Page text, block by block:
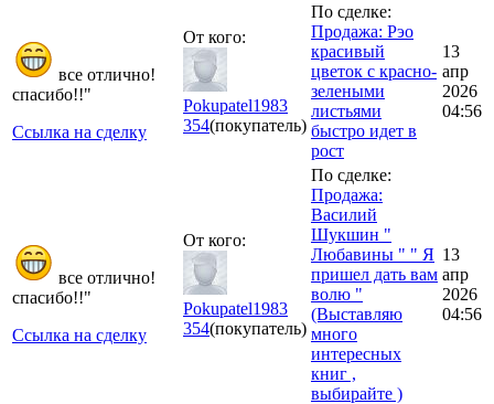
все отлично!
спасибо!!"
Ссылка на сделку
От кого:
Pokupatel1983
354(покупатель)
По сделке:
Продажа: Рэо
красивый
цветок с красно-
зелеными
листьями
быстро идет в
рост
13
апр
2026
04:56
все отлично!
спасибо!!"
Ссылка на сделку
От кого:
Pokupatel1983
354(покупатель)
По сделке:
Продажа:
Василий
Шукшин "
Любавины " " Я
пришел дать вам
волю "
(Выставляю
много
интересных
книг ,
выбирайте )
13
апр
2026
04:56